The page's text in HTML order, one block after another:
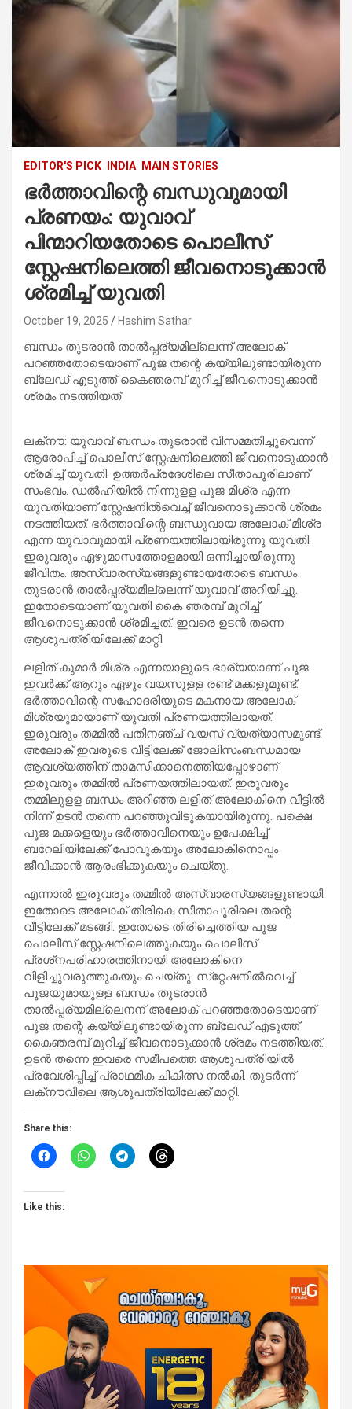
EDITOR'S PICK INDIA MAIN STORIES
ഭർത്താവിന്റെ ബന്ധുവുമായി
പ്രണയം: യുവാവ്
പിന്മാറിയതോടെ പൊലീസ്
സ്റ്റേഷനിലെത്തി ജീവനൊടുക്കാൻ
ശ്രമിച്ച് യുവതി
October 19, 2025 Hashim Sathar
ബന്ധം തുടരാന്‍ താല്‍പ്പര്യമില്ലെന്ന് അലോക്
പറഞ്ഞതോടെയാണ് പൂജ തന്റെ കയ്യിലുണ്ടായിരുന്ന
ബ്ലേഡ് എടുത്ത് കൈഞരമ്പ് മുറിച്ച് ജീവനൊടുക്കാന്‍
ശ്രമം നടത്തിയത്
ലക്‌നൗ: യുവാവ് ബന്ധം തുടരാന്‍ വിസമ്മതിച്ചുവെന്ന്
ആരോപിച്ച് പൊലീസ് സ്റ്റേഷനിലെത്തി ജീവനൊടുക്കാന്‍
ശ്രമിച്ച് യുവതി. ഉത്തര്‍പ്രദേശിലെ സീതാപൂരിലാണ്
സംഭവം. ഡല്‍ഹിയില്‍ നിന്നുളള പൂജ മിശ്ര എന്ന
യുവതിയാണ് സ്റ്റേഷനിൽവെച്ച് ജീവനൊടുക്കാന്‍ ശ്രമം
നടത്തിയത്. ഭർത്താവിന്റെ ബന്ധുവായ അലോക് മിശ്ര
എന്ന യുവാവുമായി പ്രണയത്തിലായിരുന്നു യുവതി.
ഇരുവരും ഏഴുമാസത്തോളമായി ഒന്നിച്ചായിരുന്നു
ജീവിതം. അസ്വാരസ്യങ്ങളുണ്ടായതോടെ ബന്ധം
തുടരാൻ താൽപ്പര്യമില്ലെന്ന് യുവാവ് അറിയിച്ചു.
ഇതോടെയാണ് യുവതി കൈ ഞരമ്പ് മുറിച്ച്
ജീവനൊടുക്കാൻ ശ്രമിച്ചത്. ഇവരെ ഉടൻ തന്നെ
ആശുപത്രിയിലേക്ക് മാറ്റി.
ലളിത് കുമാര്‍ മിശ്ര എന്നയാളുടെ ഭാര്യയാണ് പൂജ.
ഇവര്‍ക്ക് ആറും ഏഴും വയസുളള രണ്ട് മക്കളുമുണ്ട്.
ഭര്‍ത്താവിന്റെ സഹോദരിയുടെ മകനായ അലോക്
മിശ്രയുമായാണ് യുവതി പ്രണയത്തിലായത്.
ഇരുവരും തമ്മില്‍ പതിനഞ്ച് വയസ് വ്യത്യാസമുണ്ട്.
അലോക് ഇവരുടെ വീട്ടിലേക്ക് ജോലിസംബന്ധമായ
ആവശ്യത്തിന് താമസിക്കാനെത്തിയപ്പോഴാണ്
ഇരുവരും തമ്മില്‍ പ്രണയത്തിലായത്. ഇരുവരും
തമ്മിലുളള ബന്ധം അറിഞ്ഞ ലളിത് അലോകിനെ വീട്ടില്‍
നിന്ന് ഉടന്‍ തന്നെ പറഞ്ഞുവിടുകയായിരുന്നു. പക്ഷെ
പൂജ മക്കളെയും ഭര്‍ത്താവിനെയും ഉപേക്ഷിച്ച്
ബറേലിയിലേക്ക് പോവുകയും അലോകിനൊപ്പം
ജീവിക്കാന്‍ ആരംഭിക്കുകയും ചെയ്തു.
എന്നാല്‍ ഇരുവരും തമ്മില്‍ അസ്വാരസ്യങ്ങളുണ്ടായി.
ഇതോടെ അലോക് തിരികെ സീതാപൂരിലെ തന്റെ
വീട്ടിലേക്ക് മടങ്ങി. ഇതോടെ തിരിച്ചെത്തിയ പൂജ
പൊലീസ് സ്റ്റേഷനിലെത്തുകയും പൊലീസ്
പ്രശ്‌നപരിഹാരത്തിനായി അലോകിനെ
വിളിച്ചുവരുത്തുകയും ചെയ്തു. സ്‌റ്റേഷനില്‍വെച്ച്
പൂജയുമായുളള ബന്ധം തുടരാന്‍
താല്‍പ്പര്യമില്ലെനന് അലോക് പറഞ്ഞതോടെയാണ്
പൂജ തന്റെ കയ്യിലുണ്ടായിരുന്ന ബ്ലേഡ് എടുത്ത്
കൈഞരമ്പ് മുറിച്ച് ജീവനൊടുക്കാന്‍ ശ്രമം നടത്തിയത്.
ഉടന്‍ തന്നെ ഇവരെ സമീപത്തെ ആശുപത്രിയില്‍
പ്രവേശിപ്പിച്ച് പ്രാഥമിക ചികിത്സ നല്‍കി. തുടര്‍ന്ന്
ലക്‌നൗവിലെ ആശുപത്രിയിലേക്ക് മാറ്റി.
Share this:
Like this: